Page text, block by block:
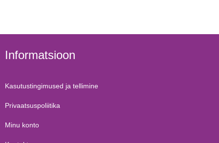
Informatsioon
Kasutustingimused ja tellimine
Privaatsuspoliitika
Minu konto